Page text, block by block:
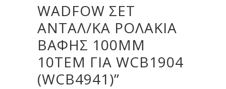
WADFOW ΣΕΤ
ΑΝΤΑΛ/ΚA ΡΟΛAKIA
ΒΑΦΗΣ 100MM
10TEM ΓΙΑ WCB1904
(WCB4941)”